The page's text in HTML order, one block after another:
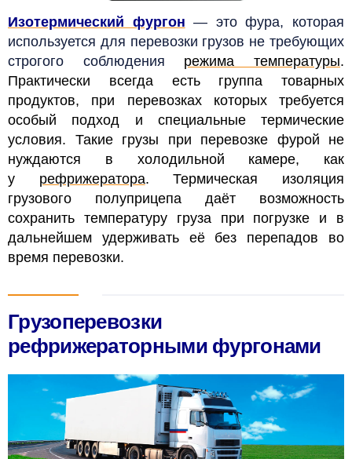
Изотермический фургон — это фура, которая
используется для перевозки грузов не требующих
строгого соблюдения режима температуры.
Практически всегда есть группа товарных
продуктов, при перевозках которых требуется
особый подход и специальные термические
условия. Такие грузы при перевозке фурой не
нуждаются в холодильной камере, как
у рефрижератора. Термическая изоляция
грузового полуприцепа даёт возможность
сохранить температуру груза при погрузке и в
дальнейшем удерживать её без перепадов во
время перевозки.
Грузоперевозки
рефрижераторными фургонами